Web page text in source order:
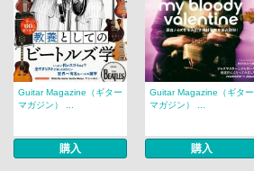
Guitar Magazine（ギター
マガジン） ...
購入
Guitar Magazine（ギター
マガジン） ...
購入